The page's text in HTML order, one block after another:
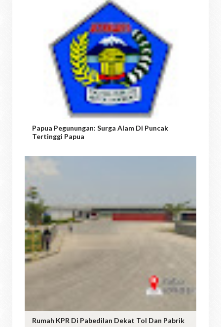
Papua Pegunungan: Surga Alam Di Puncak
Tertinggi Papua
Rumah KPR Di Pabedilan Dekat Tol Dan Pabrik